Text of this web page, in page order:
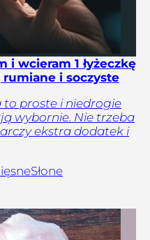
i wcieram 1 łyżeczkę
i soczyste
to proste i niedrogie
wybornie. Nie trzeba
ekstra dodatek i
Słone